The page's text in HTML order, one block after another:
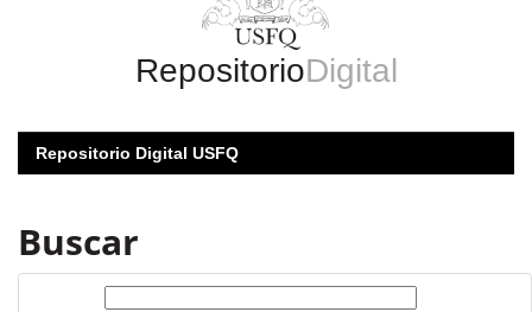
RepositorioDigital
Repositorio Digital USFQ
Buscar